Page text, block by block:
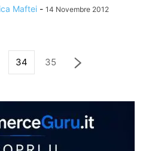
Maftei - 14 Novembre 2012
34 35